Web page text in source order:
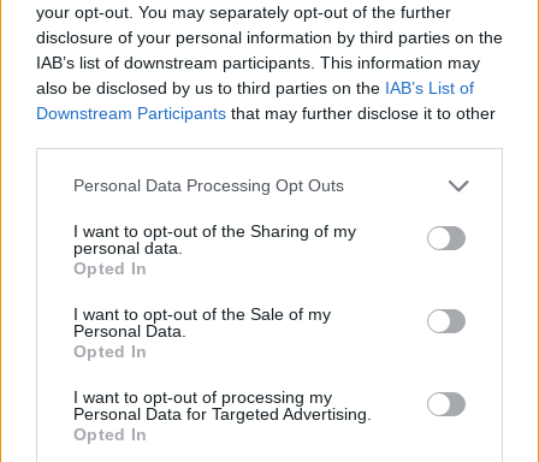
your opt-out. You may separately opt-out of the further
disclosure of your personal information by third parties on the
IAB’s list of downstream participants. This information may
also be disclosed by us to third parties on the IAB’s List of
Downstream Participants that may further disclose it to other
Please note that this website/app uses one or more Google
not limited to your visit or usage behaviour. You may click to
grant or deny consent to Google and its third-party tags to
use your data for below specified purposes in below Google
consent section.
Personal Data Processing Opt Outs
I want to opt-out of the Sharing of my
personal data.
Opted In
I want to opt-out of the Sale of my
Personal Data.
Opted In
I want to opt-out of processing my
Personal Data for Targeted Advertising.
Opted In
TEMI:
Aula Didattica Ospedale Di Olbia
Giovanni Paolo II
Notizie Olbia
Olbia Notizie
Ospedale Di Olbia
F
a
ce
b
o
o
k
T
w
it
te
r
Pi
n
re
st
W
h
s
p
p
S
h
re
Prossimo articolo
NOTIZIE RECENTI